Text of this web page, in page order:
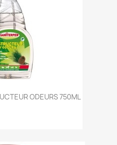
ODEURS 750ML